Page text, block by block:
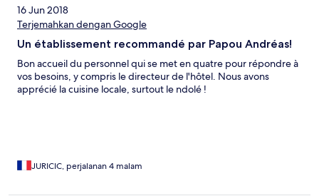
16 Jun 2018
Terjemahkan dengan Google
Un établissement recommandé par Papou Andréas!
Bon accueil du personnel qui se met en quatre pour répondre à
vos besoins, y compris le directeur de l'hôtel. Nous avons
apprécié la cuisine locale, surtout le ndolé !
JURICIC, perjalanan 4 malam